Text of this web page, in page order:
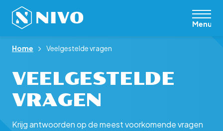
Menu
Home Veelgestelde vragen
VEELGESTELDE
VRAGEN
Krijg antwoorden op de meest voorkomende vragen